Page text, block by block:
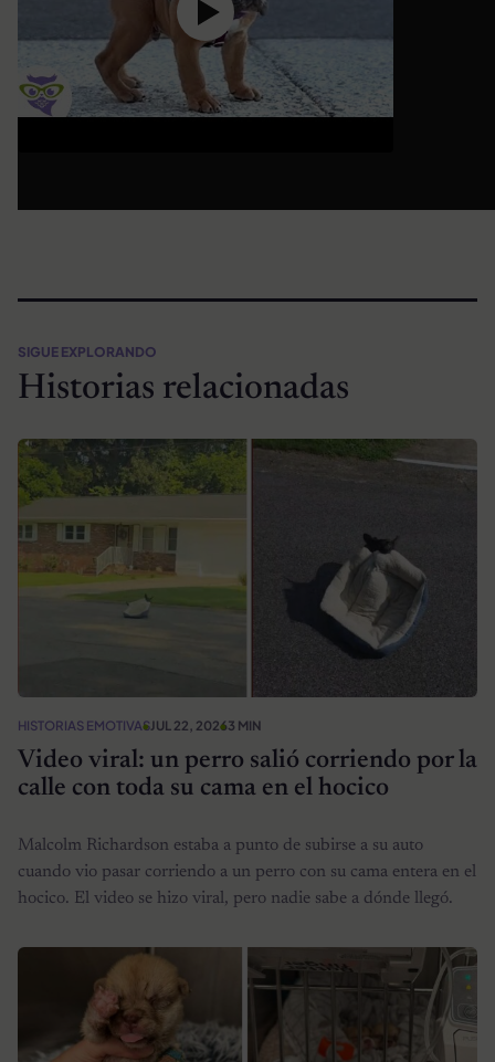
SIGUE EXPLORANDO
Historias relacionadas
HISTORIAS EMOTIVASJUL 22, 20263 MIN
Video viral: un perro salió corriendo por la
calle con toda su cama en el hocico
Malcolm Richardson estaba a punto de subirse a su auto
cuando vio pasar corriendo a un perro con su cama entera en el
hocico. El video se hizo viral, pero nadie sabe a dónde llegó.